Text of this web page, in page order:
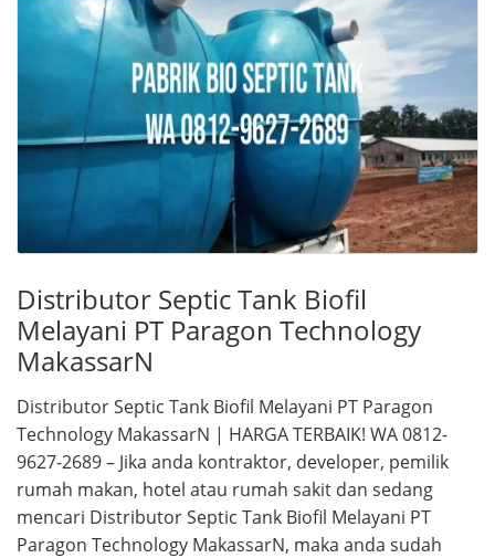
Distributor Septic Tank Biofil
Melayani PT Paragon Technology
MakassarN
Distributor Septic Tank Biofil Melayani PT Paragon
Technology MakassarN | HARGA TERBAIK! WA 0812-
9627-2689 – Jika anda kontraktor, developer, pemilik
rumah makan, hotel atau rumah sakit dan sedang
mencari Distributor Septic Tank Biofil Melayani PT
Paragon Technology MakassarN, maka anda sudah